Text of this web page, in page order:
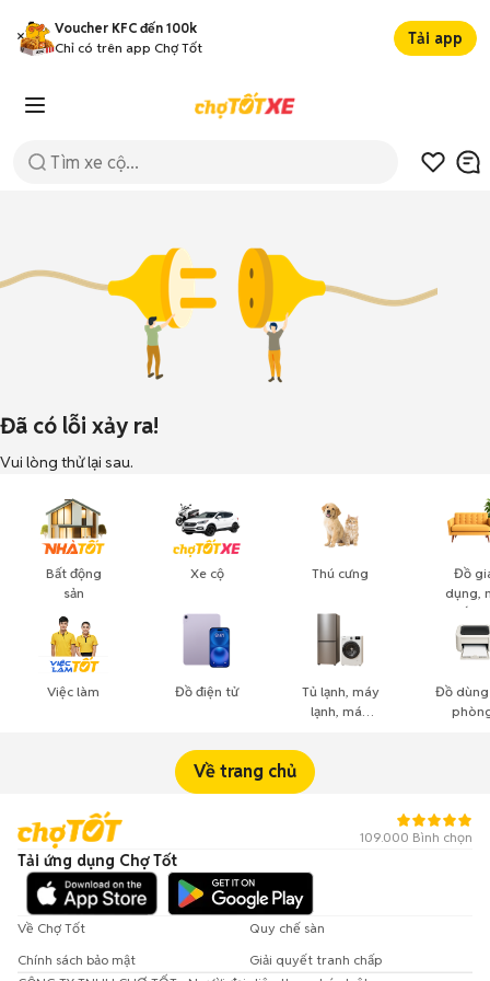
Voucher KFC đến 100k
Chỉ có trên app Chợ Tốt
Tải app
Đã có lỗi xảy ra!
Vui lòng thử lại sau.
Bất động
sản
Việc làm
Xe cộ
Đồ điện tử
Thú cưng
Tủ lạnh, máy
lạnh, máy
Đồ
dụng,
thất,
cảnh
Đồ dùng
Về trang chủ
109.000 Bình chọn
Tải ứng dụng Chợ Tốt
Về Chợ Tốt
Quy chế sàn
Chính sách bảo mật
Giải quyết tranh chấp